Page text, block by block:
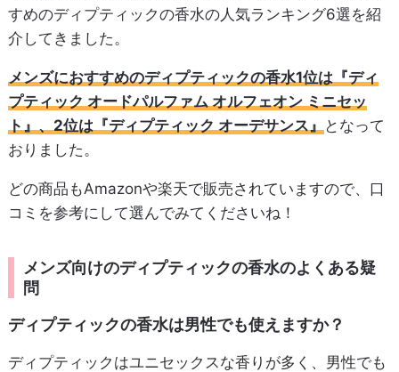
すめのディプティックの香水の人気ランキング6選を紹
介してきました。
メンズにおすすめのディプティックの香水1位は『ディ
プティック オードパルファム オルフェオン ミニセッ
ト』、2位は『ディプティック オーデサンス』 となって
おりました。
どの商品もAmazonや楽天で販売されていますので、口
コミを参考にして選んでみてくださいね！
メンズ向けのディプティックの香水のよくある疑
問
ディプティックの香水は男性でも使えますか？
ディプティックはユニセックスな香りが多く、男性でも